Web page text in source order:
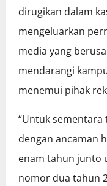
dirugikan dalam
mengeluarkan
media yang
mendarangi
menemui pihak
“Untuk sementara
dengan ancaman
enam tahun junto
nomor dua tahun